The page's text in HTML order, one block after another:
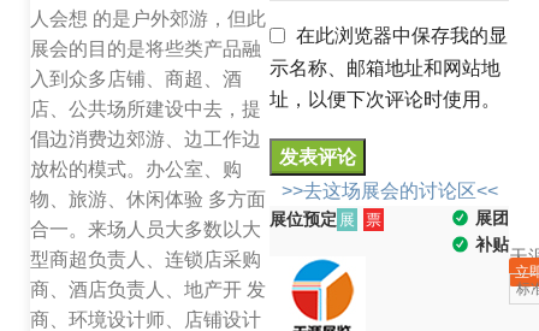
人会想 的是户外郊游，但此
展会的目的是将些类产品融
入到众多店铺、商超、酒
店、公共场所建设中去，提
倡边消费边郊游、边工作边
放松的模式。办公室、购
物、旅游、休闲体验 多方面
合一。来场人员大多数以大
型商超负责人、连锁店采购
商、酒店负责人、地产开 发
商、环境设计师、店铺设计
在此浏览器中保存我的显
示名称、邮箱地址和网站地
址，以便下次评论时使用。
>>去这场展会的讨论区<<
展位预定 展 票
展团
补贴
天
立
标